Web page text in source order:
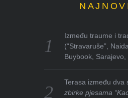
Između traume i
(“Stravaruše”,
Buybook, Sarajevo,
Terasa između dva
zbirke pjesama